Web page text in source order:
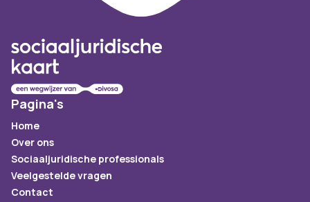
Pagina's
Home
Over ons
Sociaaljuridische professionals
Veelgestelde vragen
Contact